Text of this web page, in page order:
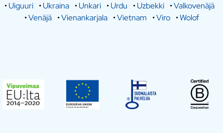
•Uiguuri •Ukraina •Unkari •Urdu •Uzbekki •Valkovenäjä
•Venäjä •Vienankarjala •Vietnam •Viro •Wolof